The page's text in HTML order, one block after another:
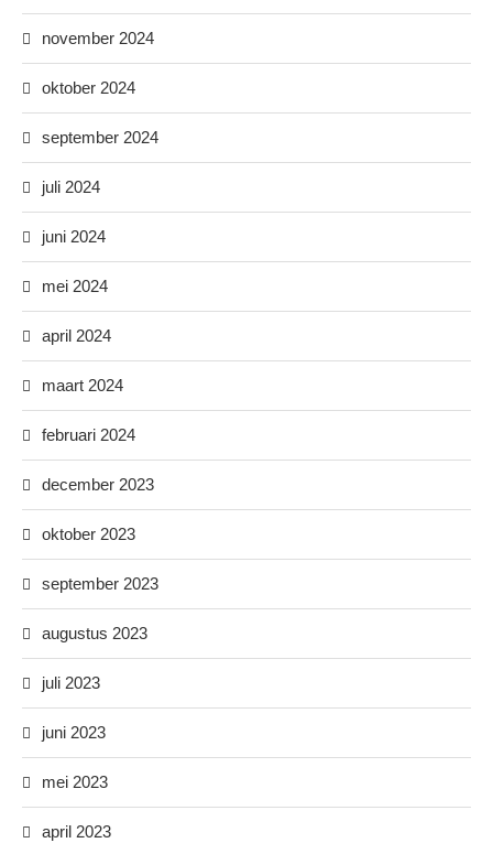
november 2024
oktober 2024
september 2024
juli 2024
juni 2024
mei 2024
april 2024
maart 2024
februari 2024
december 2023
oktober 2023
september 2023
augustus 2023
juli 2023
juni 2023
mei 2023
april 2023